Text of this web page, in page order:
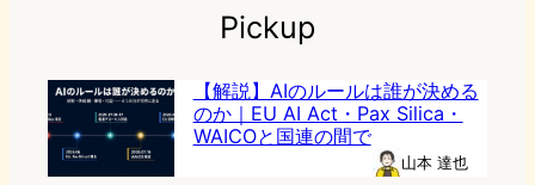
Pickup
【解説】AIのルールは誰が決める
のか｜EU AI Act・Pax Silica・
WAICOと国連の間で
山本 達也